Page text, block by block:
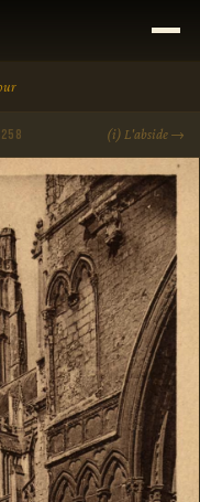
(i) L'abside →